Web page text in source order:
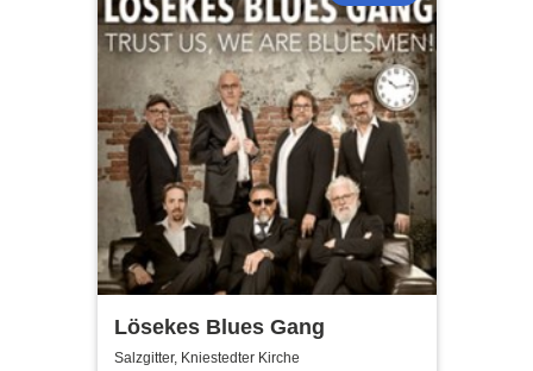
Lösekes Blues Gang
Salzgitter, Kniestedter Kirche